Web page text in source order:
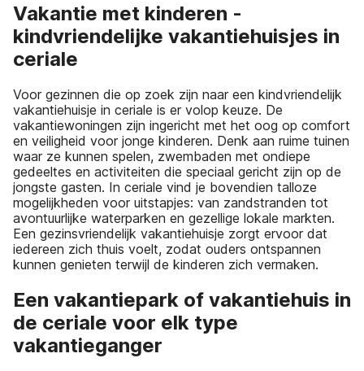
Vakantie met kinderen -
kindvriendelijke vakantiehuisjes in
ceriale
Voor gezinnen die op zoek zijn naar een kindvriendelijk
vakantiehuisje in ceriale is er volop keuze. De
vakantiewoningen zijn ingericht met het oog op comfort
en veiligheid voor jonge kinderen. Denk aan ruime tuinen
waar ze kunnen spelen, zwembaden met ondiepe
gedeeltes en activiteiten die speciaal gericht zijn op de
jongste gasten. In ceriale vind je bovendien talloze
mogelijkheden voor uitstapjes: van zandstranden tot
avontuurlijke waterparken en gezellige lokale markten.
Een gezinsvriendelijk vakantiehuisje zorgt ervoor dat
iedereen zich thuis voelt, zodat ouders ontspannen
kunnen genieten terwijl de kinderen zich vermaken.
Een vakantiepark of vakantiehuis in
de ceriale voor elk type
vakantieganger